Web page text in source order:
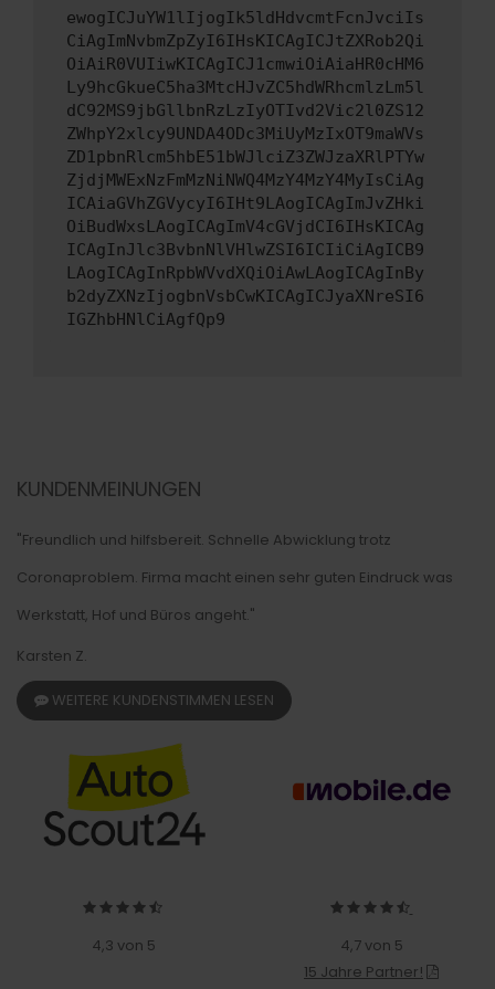
ewogICJuYW1lIjogIk5ldHdvcmtFcnJvciIs
CiAgImNvbmZpZyI6IHsKICAgICJtZXRob2Qi
OiAiR0VUIiwKICAgICJ1cmwiOiAiaHR0cHM6
Ly9hcGkueC5ha3MtcHJvZC5hdWRhcmlzLm5l
dC92MS9jbGllbnRzLzIyOTIvd2Vic2l0ZS12
ZWhpY2xlcy9UNDA4ODc3MiUyMzIxOT9maWVs
ZD1pbnRlcm5hbE51bWJlciZ3ZWJzaXRlPTYw
ZjdjMWExNzFmMzNiNWQ4MzY4MzY4MyIsCiAg
ICAiaGVhZGVycyI6IHt9LAogICAgImJvZHki
OiBudWxsLAogICAgImV4cGVjdCI6IHsKICAg
ICAgInJlc3BvbnNlVHlwZSI6ICIiCiAgICB9
LAogICAgInRpbWVvdXQiOiAwLAogICAgInBy
b2dyZXNzIjogbnVsbCwKICAgICJyaXNreSI6
IGZhbHNlCiAgfQp9
KUNDENMEINUNGEN
"Freundlich und hilfsbereit. Schnelle Abwicklung trotz
Coronaproblem. Firma macht einen sehr guten Eindruck was
Werkstatt, Hof und Büros angeht."
Karsten Z.
WEITERE KUNDENSTIMMEN LESEN
4,3 von 5
4,7 von 5
15 Jahre Partner!